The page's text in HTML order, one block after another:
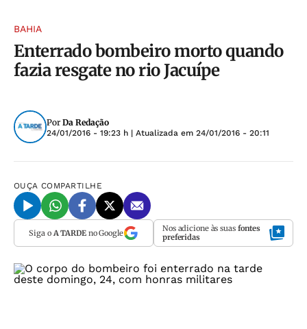
BAHIA
Enterrado bombeiro morto quando
fazia resgate no rio Jacuípe
Por Da Redação
24/01/2016 - 19:23 h | Atualizada em 24/01/2016 - 20:11
OUÇA COMPARTILHE
Siga o A TARDEno Google Nos adicione às suas fontes
preferidas